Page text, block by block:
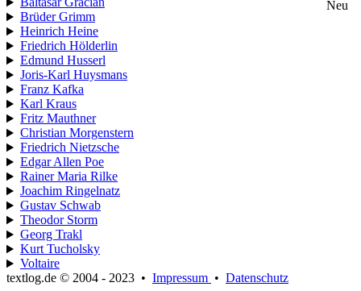
Neu
Brüder Grimm
Heinrich Heine
Friedrich Hölderlin
Edmund Husserl
Joris-Karl Huysmans
Franz Kafka
Karl Kraus
Fritz Mauthner
Christian Morgenstern
Friedrich Nietzsche
Edgar Allen Poe
Rainer Maria Rilke
Joachim Ringelnatz
Gustav Schwab
Theodor Storm
Georg Trakl
Kurt Tucholsky
Voltaire
textlog.de © 2004 - 2023 • Impressum • Datenschutz